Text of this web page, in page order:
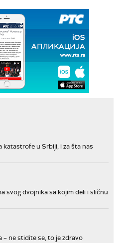
katastrofe u Srbiji, i za šta nas
svog dvojnika sa kojim deli i sličnu
– ne stidite se, to je zdravo